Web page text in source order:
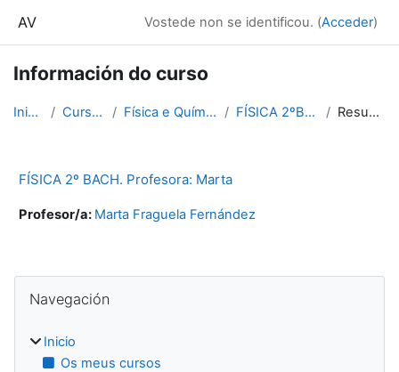
AV Vostede non se identificou. (Acceder)
Información do curso
Inicio Cursos Física e Química FÍSICA 2ºBAC Resumo
FÍSICA 2º BACH. Profesora: Marta
Profesor/a: Marta Fraguela Fernández
Bloques
Navegación
Inicio
Os meus cursos